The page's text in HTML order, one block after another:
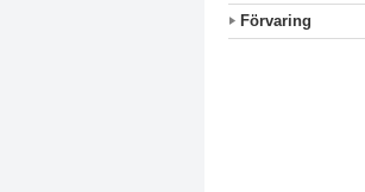
Förvaring